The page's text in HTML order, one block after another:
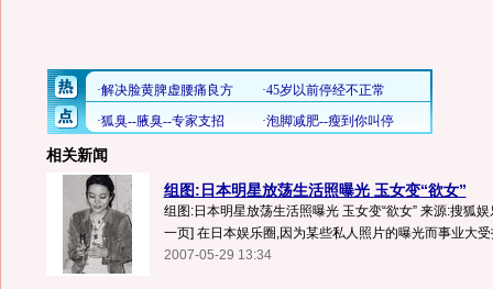
相关新闻
组图:日本明星放荡生活照曝光 玉女变“欲女”
组图:日本明星放荡生活照曝光 玉女变“欲女” 来源:搜狐
一页] 在日本娱乐圈,因为某些私人照片的曝光而事业大
2007-05-29 13:34